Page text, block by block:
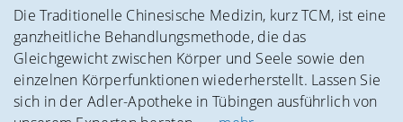
Die Traditionelle Chinesische Medizin, kurz TCM, ist eine
ganzheitliche Behandlungsmethode, die das
Gleichgewicht zwischen Körper und Seele sowie den
einzelnen Körperfunktionen wiederherstellt. Lassen Sie
sich in der Adler-Apotheke in Tübingen ausführlich von